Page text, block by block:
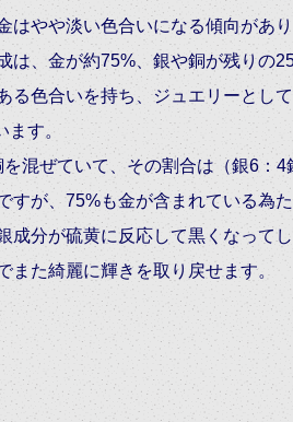
はやや淡い色合いになる傾向があ
は、金が約75%、銀や銅が残りの
る色合いを持ち、ジュエリーとし
ます。
混ぜていて、その割合は（銀6：4
すが、75%も金が含まれている為
成分が硫黄に反応して黒くなって
また綺麗に輝きを取り戻せます。